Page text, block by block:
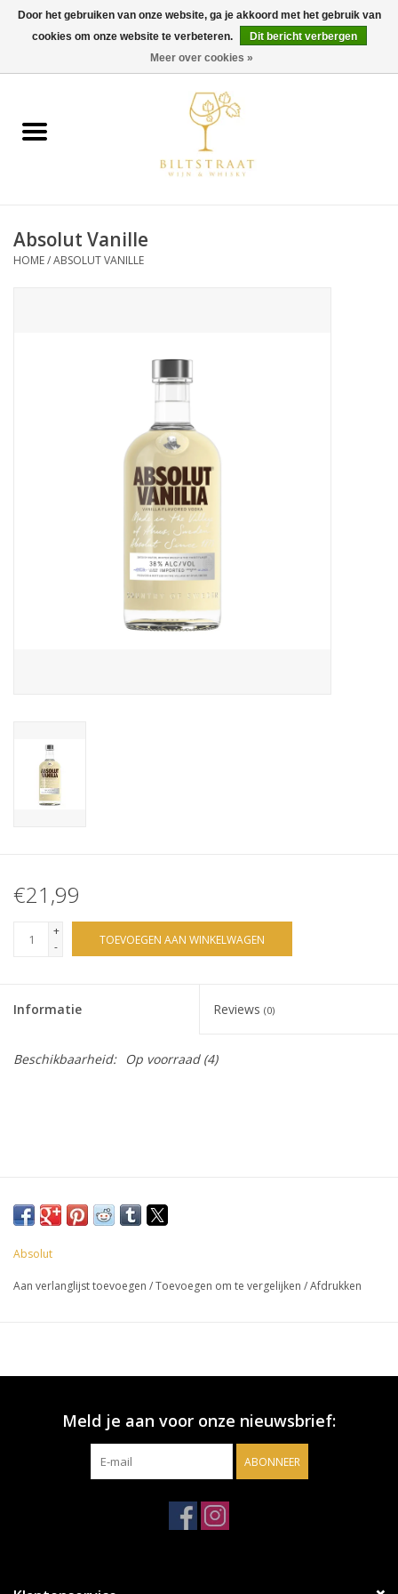
0 Artikelen - €0,00
Wijn
Gin & Tonic
Absolut Vanille
HOME/ABSOLUT VANILLE
€21,99
+
-
TOEVOEGEN AAN WINKELWAGEN
Informatie Reviews (0)
Beschikbaarheid: Op voorraad(4)
Absolut
Aan verlanglijst toevoegen /Toevoegen om te vergelijken /Afdrukken
Meld je aan voor onze nieuwsbrief:
ABONNEER
Door het gebruiken van onze website, ga je akkoord met het gebruik van
cookies om onze website te verbeteren.
Dit bericht verbergen
Meer over cookies »